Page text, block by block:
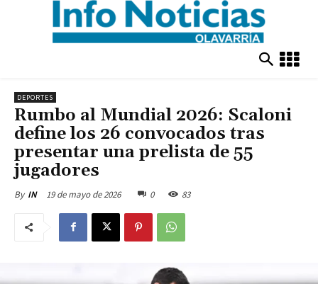
DEPORTES
Rumbo al Mundial 2026: Scaloni
define los 26 convocados tras
presentar una prelista de 55
jugadores
By IN 19 de mayo de 2026 0 83